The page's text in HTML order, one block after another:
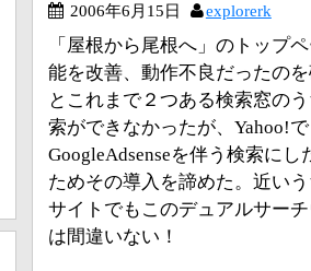
2006年6月15日 explorerk
「屋根から尾根へ」のトップ
能を改善、動作不良だったの
とこれまで２つある検索窓の
索ができなかったが、Yahoo!
GoogleAdsenseを伴う検索に
ためその導入を諦めた。近い
サイトでもこのデュアルサー
は間違いない！